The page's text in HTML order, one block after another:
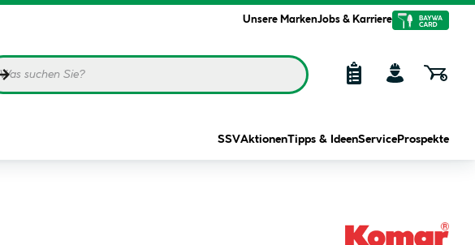
Unsere MarkenJobs & Karriere
SSVAktionenTipps & IdeenService Prospekte